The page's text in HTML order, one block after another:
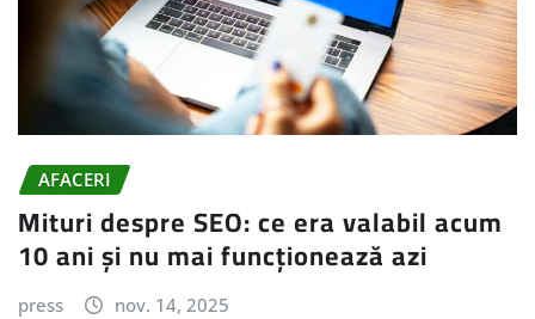
AFACERI
Mituri despre SEO: ce era valabil acum
10 ani și nu mai funcționează azi
press nov. 14, 2025